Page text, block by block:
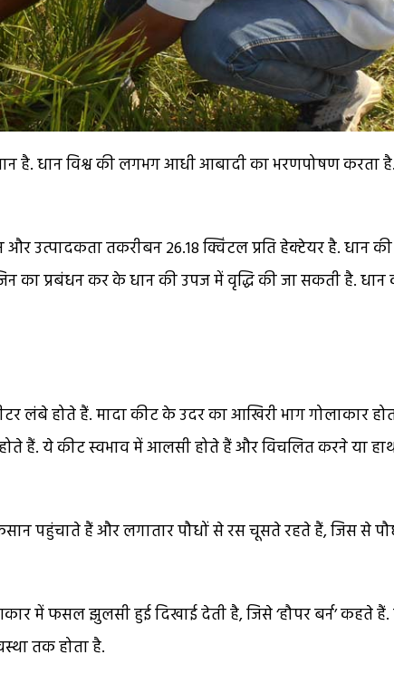
है. धान विश्व की लगभग आधी आबादी का भरणपोषण करता है.
और उत्पादकता तकरीबन 26.18 क्विंटल प्रति हेक्टेयर है. धान की
प्रबंधन कर के धान की उपज में वृद्धि की जा सकती है. धान
लंबे होते हैं. मादा कीट के उदर का आखिरी भाग गोलाकार
हैं. ये कीट स्वभाव में आलसी होते हैं और विचलित करने या
पहुंचाते हैं और लगातार पौधों से रस चूसते रहते हैं, जिस से
में फसल झुलसी हुई दिखाई देती है, जिसे ‘हौपर बर्न’ कहते
तक होता है.